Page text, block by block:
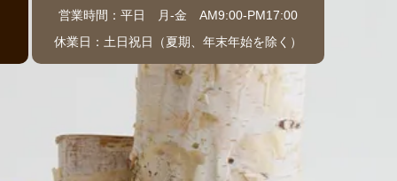
営業時間：平日 月-金 AM9:00-PM17:00
休業日：土日祝日（夏期、年末年始を除く）